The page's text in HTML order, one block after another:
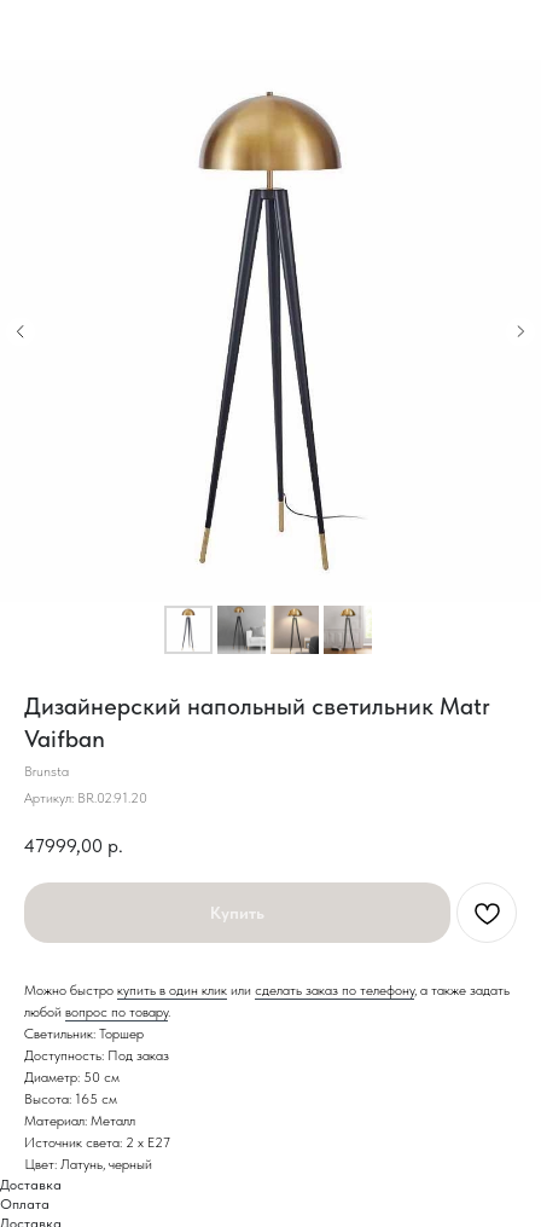
Дизайнерский напольный светильник Matr
Vaifban
Brunsta
Артикул: BR.02.91.20
47999,00 р.
Купить
Можно быстро купить в один клик или сделать заказ по телефону, а также задать
любой вопрос по товару.
Светильник: Торшер
Доступность: Под заказ
Диаметр: 50 см
Высота: 165 см
Материал: Металл
Источник света: 2 x E27
Цвет: Латунь, черный
Доставка
Оплата
Доставка